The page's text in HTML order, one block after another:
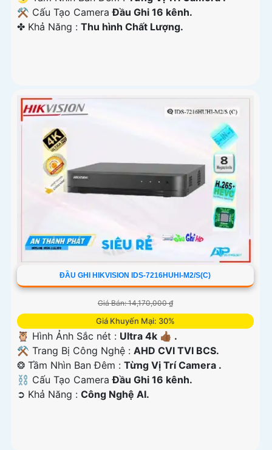
⚒ Cấu Tạo CameraĐầu Ghi 16 kênh.
️✤ Khả Năng : Thu hình Chất Lượng.
ĐẦU GHI HIKVISION IDS-7216HUHI-M2/S(C)
Giá Bán: 14,170,000 ₫
Giá Khuyến Mại: 30%
🦉 Hình Ảnh Sắc nét : Ultra 4k 👍🏾 .
⚒ Trang Bị Công Nghệ : AHD CVI TVI BCS.
❂ Tầm Nhìn Ban Đêm : Từng Vị Trí Camera .
⛓ Cấu Tạo CameraĐầu Ghi 16 kênh.
️➲ Khả Năng : Công Nghệ AI.